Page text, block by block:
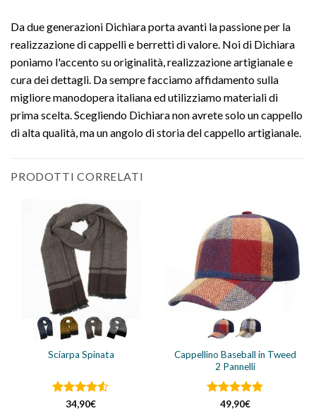
Da due generazioni Dichiara porta avanti la passione per la
realizzazione di cappelli e berretti di valore. Noi di Dichiara
poniamo l'accento su originalità, realizzazione artigianale e
cura dei dettagli. Da sempre facciamo affidamento sulla
migliore manodopera italiana ed utilizziamo materiali di
prima scelta. Scegliendo Dichiara non avrete solo un cappello
di alta qualità, ma un angolo di storia del cappello artigianale.
PRODOTTI CORRELATI
Sciarpa Spinata
Valutato
34,90€
Cappellino Baseball in Tweed
2 Pannelli
Valutato5
49,90€